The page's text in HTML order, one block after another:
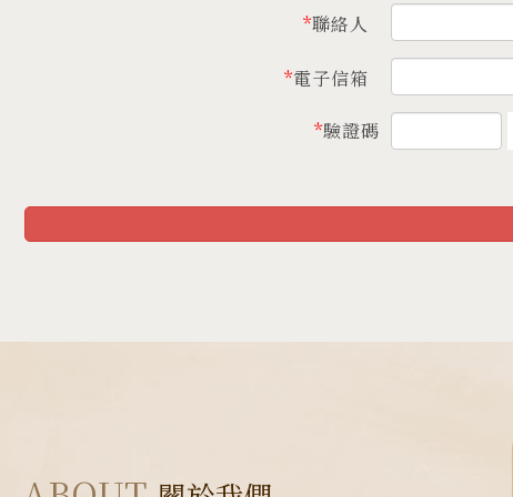
*聯絡人
*電子信箱
*驗證碼